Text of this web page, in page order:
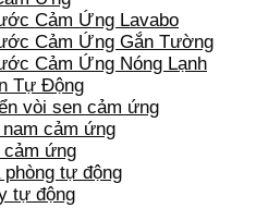
Cảm Ứng Lavabo
Cảm Ứng Gắn Tường
Cảm Ứng Nóng Lạnh
Tự Động
vòi sen cảm ứng
cảm ứng
cảm ứng
phòng tự động
tự động